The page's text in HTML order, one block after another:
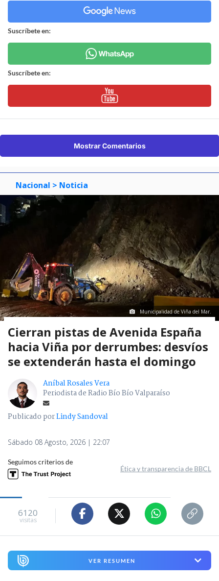
Suscríbete en:
Suscríbete en:
Mostrar Comentarios
Nacional > Noticia
Municipalidad de Viña del Mar.
Cierran pistas de Avenida España
hacia Viña por derrumbes: desvíos
se extenderán hasta el domingo
Aníbal Rosales Vera
Periodista de Radio Bío Bío Valparaíso
Publicado porLindy Sandoval
Sábado 08 Agosto, 2026 | 22:07
Seguimos criterios de
Ética y transparencia de BBCL
6120
visitas
VER RESUMEN